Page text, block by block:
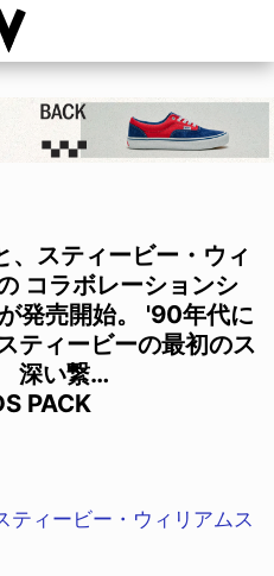
スティービー・ウィ
コラボレーションシ
発売開始。 '90年代に
ティービーの最初のス
深い繋…
PACK
ティービー・ウィリアムス